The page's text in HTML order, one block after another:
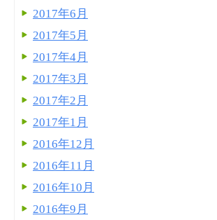
2017年6月
2017年5月
2017年4月
2017年3月
2017年2月
2017年1月
2016年12月
2016年11月
2016年10月
2016年9月